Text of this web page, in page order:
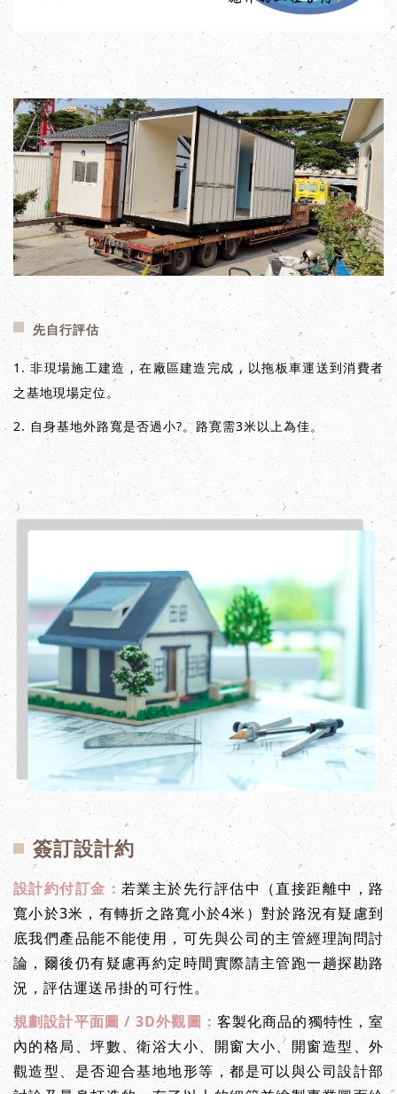
先自行評估
1. 非現場施工建造 , 在廠區建造完成 , 以拖板車運送到消費者
之基地現場定位。
2. 自身基地外路寬是否過小?。路寛需3米以上為佳。
簽訂設計約
設計約付訂金：若業主於先行評估中（直接距離中，路
寬小於3米，有轉折之路寬小於4米）對於路況有疑慮到
底我們產品能不能使用，可先與公司的主管經理詢問討
論，爾後仍有疑慮再約定時間實際請主管跑一趟探勘路
況，評估運送吊掛的可行性。
規劃設計平面圖 / 3D外觀圖： 客製化商品的獨特性，室
內的格局、坪數、衛浴大小、開窗大小、開窗造型、外
觀造型、是否迎合基地地形等，都是可以與公司設計部